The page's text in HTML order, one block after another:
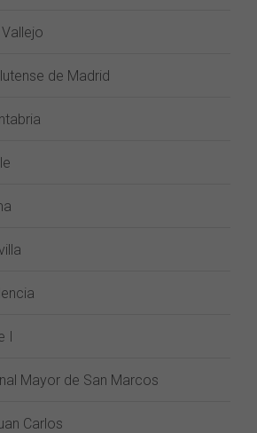
de Madrid
I
Mayor de San Marcos
Carlos